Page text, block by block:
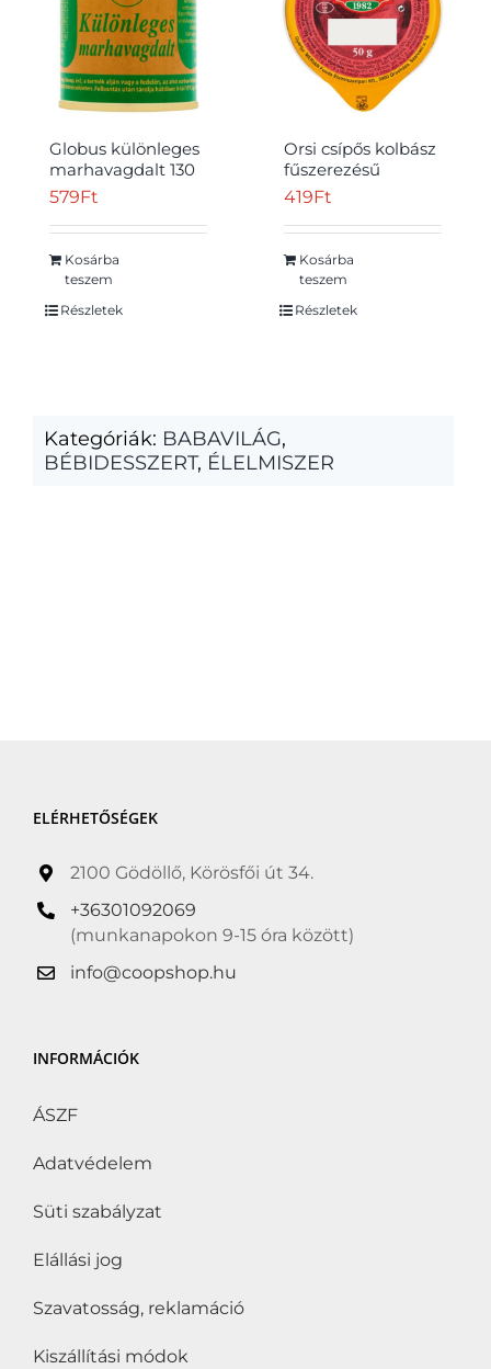
Globus különleges
marhavagdalt 130
g
579Ft
Kosárba
teszem
Részletek
Orsi csípős kolbász
fűszerezésű
húskrém 50 g
419Ft
Kosárba
teszem
Részletek
Kategóriák: BABAVILÁG,
BÉBIDESSZERT, ÉLELMISZER
ELÉRHETŐSÉGEK
2100 Gödöllő, Körösfői út 34.
+36301092069
(munkanapokon 9-15 óra között)
info@coopshop.hu
INFORMÁCIÓK
ÁSZF
Adatvédelem
Süti szabályzat
Elállási jog
Szavatosság, reklamáció
Kiszállítási módok